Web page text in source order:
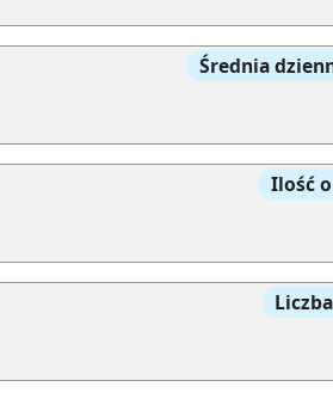
Średnia
Ilość